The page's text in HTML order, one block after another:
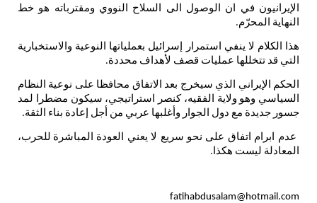
الإيرانيون في ان الوصول الى السلاح النووي ومقترباته هو خط
النهاية المحرّم.
هذا الكلام لا ينفي استمرار إسرائيل بعملياتها النوعية والاستخبارية
التي قد تتخللها عمليات قصف لأهداف محددة.
الحكم الإيراني الذي سيخرج بعد الاتفاق محافظا على نوعية النظام
السياسي وهو ولاية الفقيه، كنصر استراتيجي، سيكون مضطرا
لمد
جسور جديدة مع دول الجوار وأغلبها عربي من أجل إعادة بناء الثقة.
عدم ابرام اتفاق على نحو سريع لا يعني العودة المباشرة للحرب،
المعادلة ليست هكذا .
fatihabdusalam@hotmail.com